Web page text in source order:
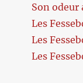
Son odeur
Les
Les
Les